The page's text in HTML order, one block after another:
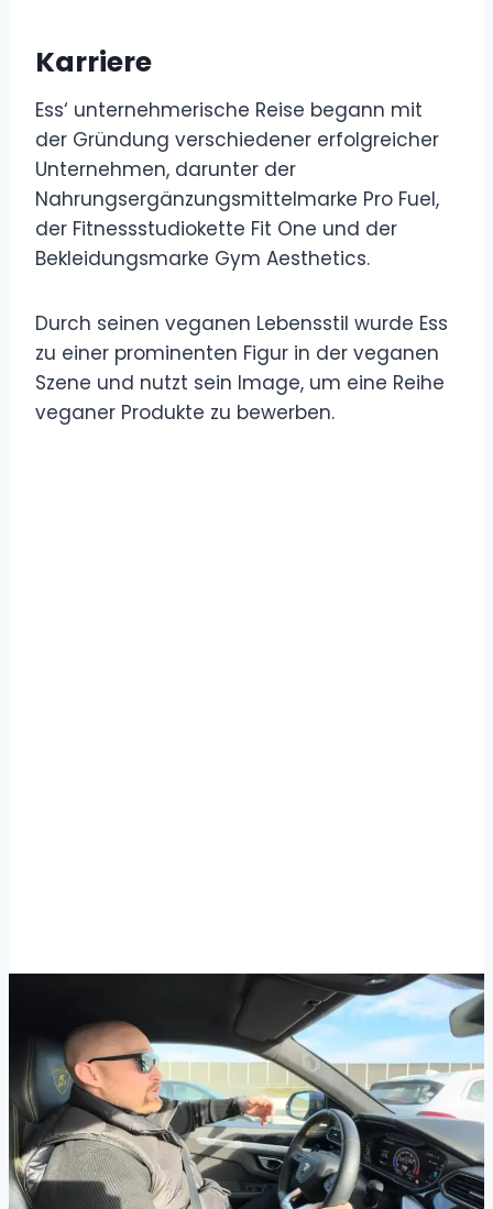
Karriere
Ess‘ unternehmerische Reise begann mit
der Gründung verschiedener erfolgreicher
Unternehmen, darunter der
Nahrungsergänzungsmittelmarke Pro Fuel,
der Fitnessstudiokette Fit One und der
Bekleidungsmarke Gym Aesthetics.
Durch seinen veganen Lebensstil wurde Ess
zu einer prominenten Figur in der veganen
Szene und nutzt sein Image, um eine Reihe
veganer Produkte zu bewerben.